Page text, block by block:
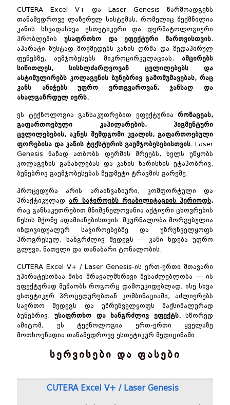
CUTERA Excel V+ და Laser Genesis წარმოადგენს
თანამედროვე ლაზერულ სისტემას, რომელიც შექმნილია
კანის სხვადასხვა ესთეტიკური და დერმატოლოგიური
პრობლემის უსაფრთხო და ეფექტური მართვისთვის.
აპარატი ზუსტად მოქმედებს კანის ღრმა და ზედაპირულ
ფენებზე, აუმჯობესებს მიკროცირკულაციას, ამცირებს
სიწითლეს, სისხლძარღვოვან ცვლილებებს და
ასტიმულირებს კოლაგენის ბუნებრივ გამომუშავებას, რაც
კანს ანიჭებს უფრო ერთგვაროვან, ჯანსაღ და
ახალგაზრდულ იერს.
ეს ტექნოლოგია განსაკუთრებით ეფექტურია როზაცეას,
გაფართოებული კაპილარების, პიგმენტური
ცვლილებების, აკნეს შემდგომი კვალის, გაფართოებული
ფორებისა და კანის ტექსტურის გაუმჯობესებისთვის. Laser
Genesis ნაზად ათბობს დერმის შრეებს, ხელს უწყობს
კოლაგენის განახლებას და კანის ხარისხის ეტაპობრივ,
ბუნებრივ გაუმჯობესებას ზედმეტი ტრავმის გარეშე.
პროცედურა არის არაინვაზიური, კომფორტული და
პრაქტიკულადარ საჭიროებს რეაბილიტაციის პერიოდს,
რაც განსაკუთრებით მნიშვნელოვანია აქტიური ცხოვრების
წესის მქონე ადამიანებისთვის. მკურნალობა მორგებულია
ინდივიდუალურ საჭიროებებზე და უზრუნველყოფს
პროგრესულ, ხანგრძლივ შედეგს — კანი ხდება უფრო
გლუვი, ნათელი და თანაბარი ტონალობის.
CUTERA Excel V+ / Laser Genesis-ის ერთ-ერთი მთავარი
უპირატესობაა მისი მრავალმხრივი შესაძლებლობა — ის
ეფექტურად მუშაობს როგორც დამოუკიდებლად, ისე სხვა
ესთეტიკურ პროცედურებთან კომბინაციაში, აძლიერებს
საერთო შედეგს და უზრუნველყოფს მაქსიმალურად
ბუნებრივ,უსაფრთხო და ხანგრძლივ ეფექტს.სწორედ
ამიტომ, ეს ტექნოლოგია ერთ-ერთი ყველაზე
მოთხოვნადია თანამედროვე ესთეტიკურ მედიცინაში.
სერვისები და ფასები
CUTERA Excel V+ / Laser Genesis